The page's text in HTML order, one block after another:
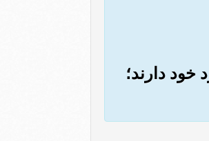
خود دارند؛